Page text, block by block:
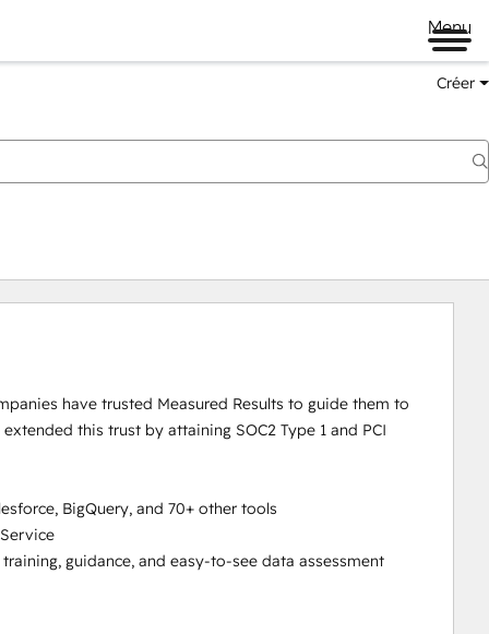
Menu
Créer
have trusted Measured Results to guide them to
this trust by attaining SOC2 Type 1 and PCI
BigQuery, and 70+ other tools
guidance, and easy-to-see data assessment